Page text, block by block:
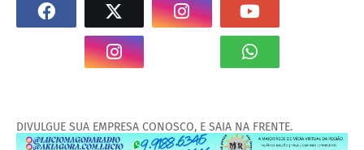
DIVULGUE SUA EMPRESA CONOSCO, E SAIA NA FRENTE.